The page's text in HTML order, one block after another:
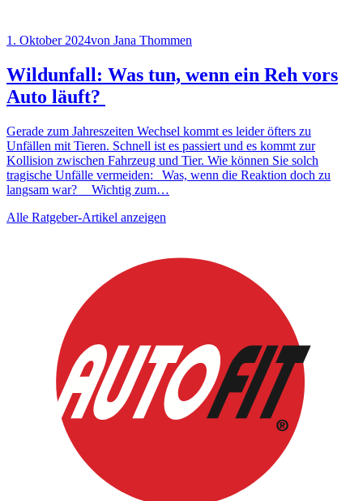
1. Oktober 2024von Jana Thommen
Wildunfall: Was tun, wenn ein Reh vors
Auto läuft?
Gerade zum Jahreszeiten Wechsel kommt es leider öfters zu
Unfällen mit Tieren. Schnell ist es passiert und es kommt zur
Kollision zwischen Fahrzeug und Tier. Wie können Sie solch
tragische Unfälle vermeiden: Was, wenn die Reaktion doch zu
langsam war? Wichtig zum…
Alle Ratgeber-Artikel anzeigen